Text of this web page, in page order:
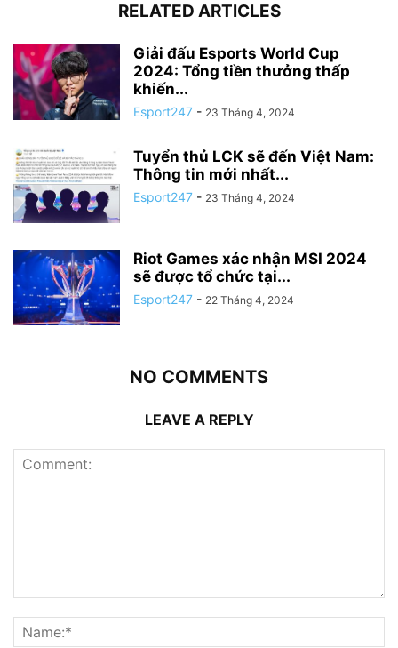
RELATED ARTICLES
Giải đấu Esports World Cup
2024: Tổng tiền thưởng thấp
khiến...
Esport247 - 23 Tháng 4, 2024
Tuyển thủ LCK sẽ đến Việt Nam:
Thông tin mới nhất...
Esport247 - 23 Tháng 4, 2024
Riot Games xác nhận MSI 2024
sẽ được tổ chức tại...
Esport247 - 22 Tháng 4, 2024
NO COMMENTS
LEAVE A REPLY